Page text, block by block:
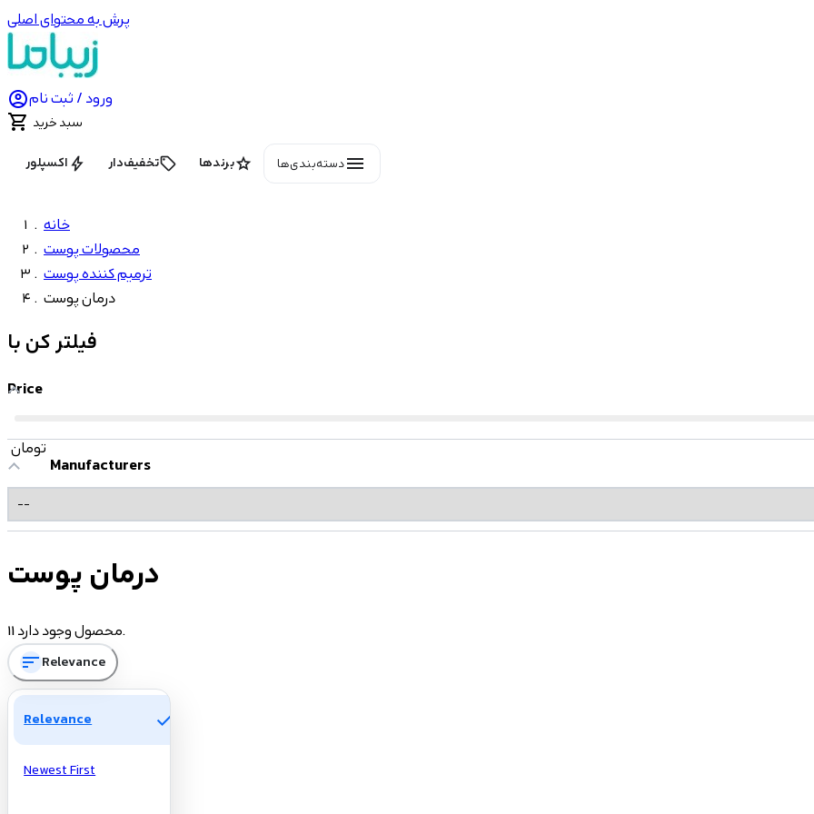
پرش به محتوای اصلی
ورود / ثبت نام
 سبد خرید
menuدسته‌بندی‌ها starبرندها local_offerتخفیف‌دار boltاکسپلور
خانه
محصولات پوست
ترمیم کننده پوست
درمان پوست
فیلتر کن با
Price
تومان
Manufacturers
درمان پوست
11 محصول وجود دارد.
sortRelevance
Relevance check
Newest First